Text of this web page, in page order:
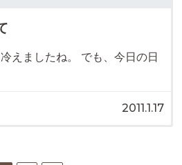
えましたね。 でも、今日の日
2011.1.17